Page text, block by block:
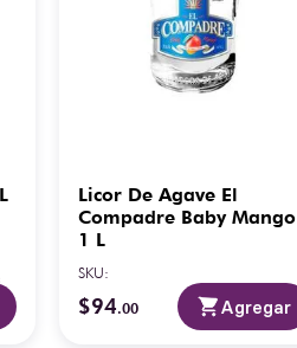
Licor De Agave El
Compadre Baby Mango
1 L
SKU:
$94.00 Agregar